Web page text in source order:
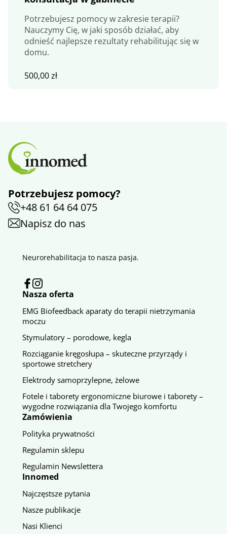
Potrzebujesz pomocy w zakresie terapii?
Nauczymy Cię, w jaki sposób działać, aby
odnieść najlepsze rezultaty rehabilitując się w
domu.
500,00zł
Potrzebujesz pomocy?
+48 61 64 64 075
Napisz do nas
Neurorehabilitacja to nasza pasja.
Nasza oferta
EMG Biofeedback aparaty do terapii nietrzymania
moczu
Stymulatory – porodowe, kegla
Rozciąganie kręgosłupa – skuteczne przyrządy i
sportowe stretchery
Elektrody samoprzylepne, żelowe
Fotele i taborety ergonomiczne biurowe i taborety –
wygodne rozwiązania dla Twojego komfortu
Zamówienia
Polityka prywatności
Regulamin sklepu
Regulamin Newslettera
Innomed
Najczęstsze pytania
Nasze publikacje
Nasi Klienci